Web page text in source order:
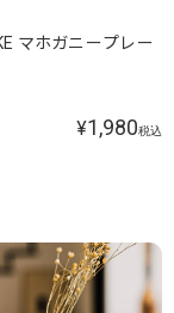
マホガニープレー
¥1,980税込